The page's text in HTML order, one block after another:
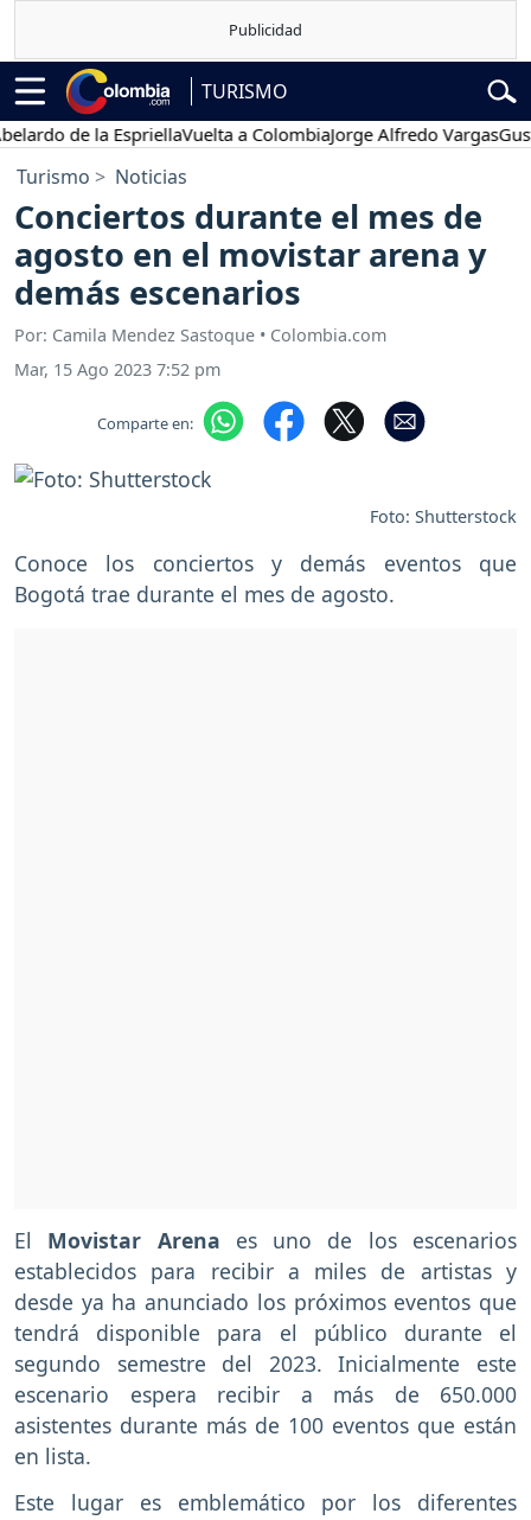
TURISMO
de la EspriellaVuelta a ColombiaJorge Alfredo Vargas
Turismo Noticias
Conciertos durante el mes de
agosto en el movistar arena y
demás escenarios
Por: Camila Mendez Sastoque • Colombia.com
Mar, 15 Ago 2023 7:52 pm
Comparte en:
Foto: Shutterstock
Conoce los conciertos y demás eventos que
Bogotá trae durante el mes de agosto.
El Movistar Arena es uno de los escenarios
establecidos para recibir a miles de artistas y
desde ya ha anunciado los próximos eventos que
tendrá disponible para el público durante el
segundo semestre del 2023. Inicialmente este
escenario espera recibir a más de 650.000
asistentes durante más de 100 eventos que están
en lista.
Este lugar es emblemático por los diferentes